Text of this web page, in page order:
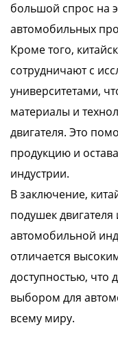
большой спрос на
автомобильных
Кроме того,
сотрудничают с
университетами,
материалы и
двигателя. Это
продукцию и
индустрии.
В заключение,
подушек
автомобильной
отличается
доступностью, что
выбором для
всему миру.